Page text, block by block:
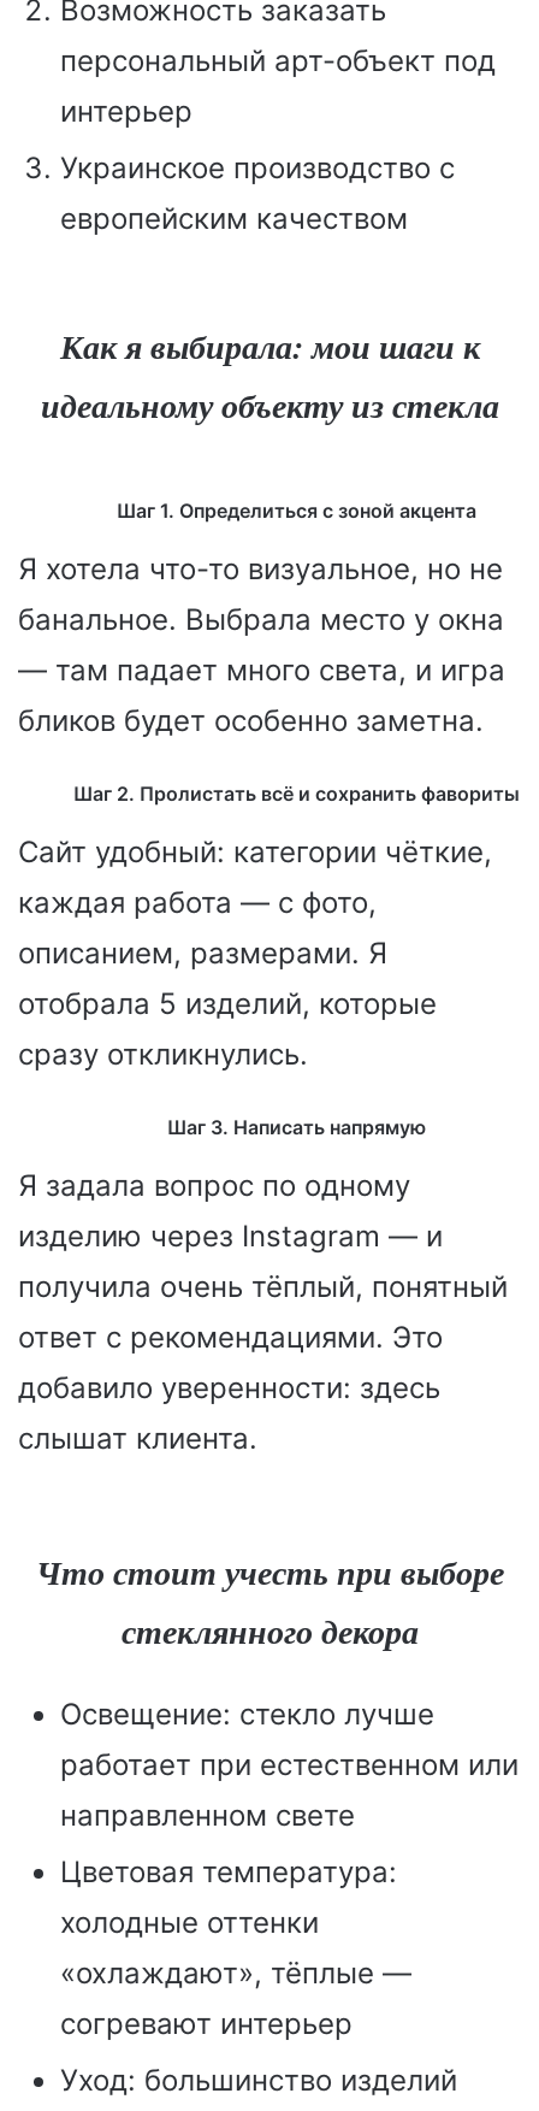
Возможность заказать
персональный арт-объект под
интерьер
Украинское производство с
европейским качеством
Как я выбирала: мои шаги к
идеальному объекту из стекла
Шаг 1. Определиться с зоной акцента
Я хотела что-то визуальное, но не
банальное. Выбрала место у окна
— там падает много света, и игра
бликов будет особенно заметна.
Шаг 2. Пролистать всё и сохранить фавориты
Сайт удобный: категории чёткие,
каждая работа — с фото,
описанием, размерами. Я
отобрала 5 изделий, которые
сразу откликнулись.
Шаг 3. Написать напрямую
Я задала вопрос по одному
изделию через Instagram — и
получила очень тёплый, понятный
ответ с рекомендациями. Это
добавило уверенности: здесь
слышат клиента.
Что стоит учесть при выборе
стеклянного декора
Освещение: стекло лучше
работает при естественном или
направленном свете
Цветовая температура:
холодные оттенки
«охлаждают», тёплые —
согревают интерьер
Уход: большинство изделий